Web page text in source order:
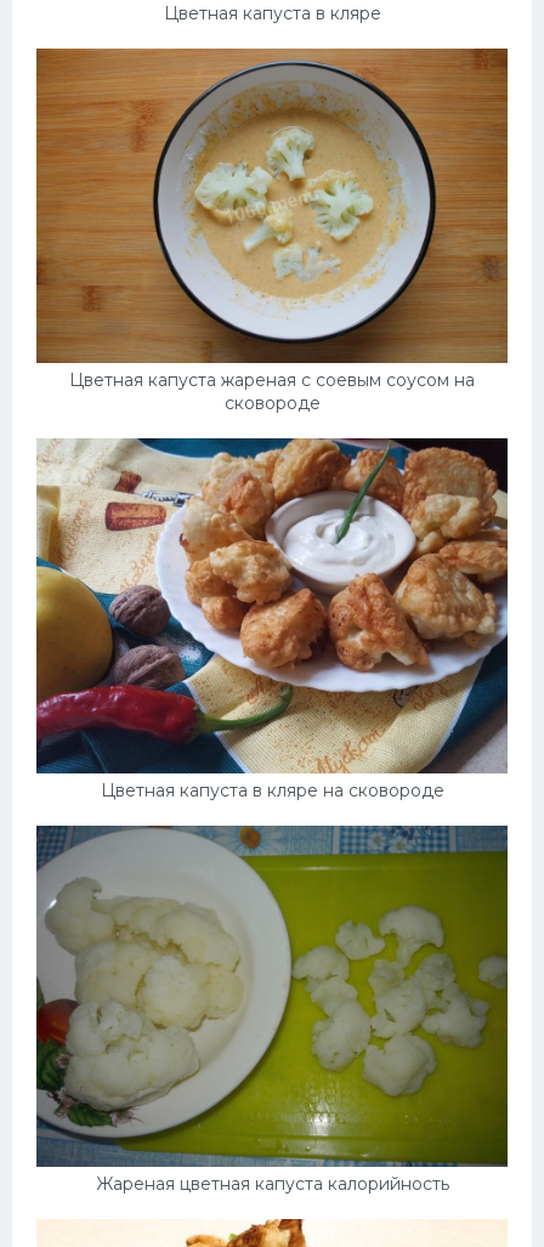
Цветная капуста в кляре
Цветная капуста жареная с соевым соусом на
сковороде
Цветная капуста в кляре на сковороде
Жареная цветная капуста калорийность